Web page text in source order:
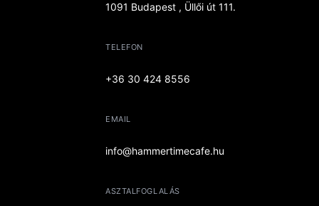
1091 Budapest , Üllői út 111.
TELEFON
+36 30 424 8556
EMAIL
info@hammertimecafe.hu
ASZTALFOGLALÁS